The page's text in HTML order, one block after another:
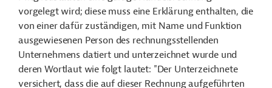
vorgelegt wird; diese muss eine Erklärung enthalten, die
von einer dafür zuständigen, mit Name und Funktion
ausgewiesenen Person des rechnungsstellenden
Unternehmens datiert und unterzeichnet wurde und
deren Wortlaut wie folgt lautet: "Der Unterzeichnete
versichert, dass die auf dieser Rechnung aufgeführten